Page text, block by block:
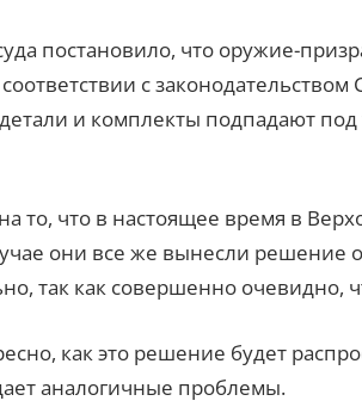
постановило, что оружие-
с
и комплекты подпадают
то, что в настоящее время в
они все же вынесли решение
так как совершенно очевидно,
как это решение будет
аналогичные проблемы.